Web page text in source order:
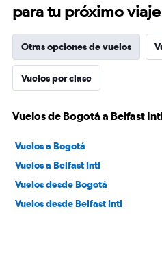
para tu próximo viaje
Otras opciones de vuelos
Vuelos por clase
Vuelos de Bogotá a Belfast
Vuelos a Bogotá
Vuelos a Belfast Intl
Vuelos desde Bogotá
Vuelos desde Belfast Intl